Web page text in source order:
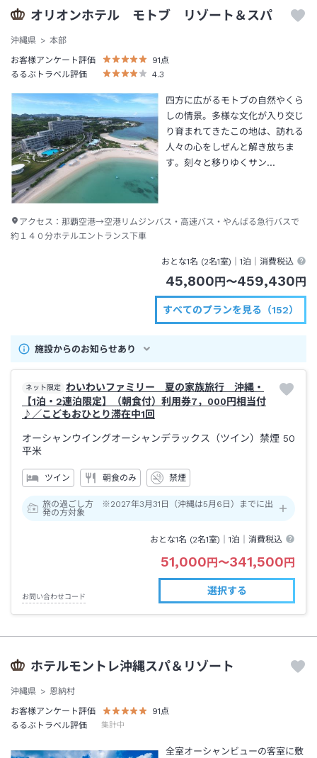
オリオンホテル モトブ リゾート＆スパ
沖縄県
本部
お客様アンケート評価
91 点
るるぶトラベル評価
4.3
四方に広がるモトブの自然やくら
しの情景。多様な文化が入り交じ
り育まれてきたこの地は、訪れる
人々の心をしぜんと解き放ちま
す。刻々と移りゆくサン…
アクセス： 那覇空港→空港リムジンバス・高速バス・やんばる急行バスで
約１４０分ホテルエントランス下車
おとな1名 (2名1室)｜1泊 ｜消費税込
45,800 円 〜459,430 円
すべてのプランを見る（152）
施設からのお知らせあり
ネット限定
わいわいファミリー 夏の家族旅行 沖縄・
【1泊・2連泊限定】（朝食付）利用券7，000円相当付
♪／こどもおひとり滞在中1回
オーシャンウイングオーシャンデラックス（ツイン）禁煙 50
平米
ツイン 朝食のみ 禁煙
旅の過ごし方 ※2027年3月31日（沖縄は5月6日）までに出
発の方対象
おとな1名 (2名1室)｜1泊 ｜消費税込
51,000円〜341,500円
お問い合わせコード
選択する
ホテルモントレ沖縄スパ＆リゾート
沖縄県
恩納村
お客様アンケート評価
91点
るるぶトラベル評価
集計中
全室オーシャンビューの客室に敷